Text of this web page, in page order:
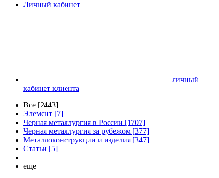
Личный кабинет
личный
кабинет клиента
Все [2443]
Элемент [7]
Черная металлургия в России [1707]
Черная металлургия за рубежом [377]
Металлоконструкции и изделия [347]
Статьи [5]
еще